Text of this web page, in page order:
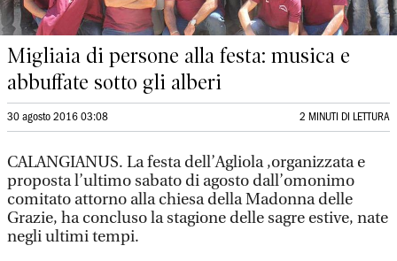
Migliaia di persone alla festa: musica e
abbuffate sotto gli alberi
30 agosto 2016 03:08 2 MINUTI DI LETTURA
CALANGIANUS. La festa dell’Agliola ,organizzata e
proposta l’ultimo sabato di agosto dall’omonimo
comitato attorno alla chiesa della Madonna delle
Grazie, ha concluso la stagione delle sagre estive, nate
negli ultimi tempi.